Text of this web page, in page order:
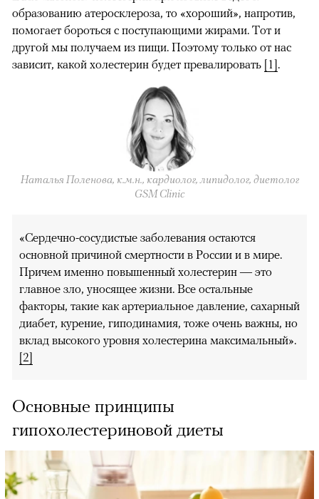
образованию атеросклероза, то «хороший», напротив,
помогает бороться с поступающими жирами. Тот и
другой мы получаем из пищи. Поэтому только от нас
зависит, какой холестерин будет превалировать [1].
Наталья Поленова, к.м.н., кардиолог, липидолог, диетолог
GSM Clinic
«Сердечно-сосудистые заболевания остаются
основной причиной смертности в России и в мире.
Причем именно повышенный холестерин — это
главное зло, уносящее жизни. Все остальные
факторы, такие как артериальное давление, сахарный
диабет, курение, гиподинамия, тоже очень важны, но
вклад высокого уровня холестерина максимальный».
[2]
Основные принципы
гипохолестериновой диеты